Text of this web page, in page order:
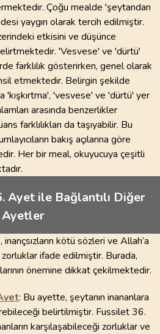
Çoğu mealde 'şeytandan
yaygın olarak tercih edilmiştir.
etkisini ve düşünce
'Vesvese' ve 'dürtü'
farklılık gösterirken, genel olarak
etmektedir. Belirgin şekilde
'kışkırtma', 'vesvese' ve 'dürtü' yer
arasında benzerlikler
farklılıkları da taşıyabilir. Bu
bakış açılarına göre
Her bir meal, okuyucuya çeşitli
Ayet ile Bağlantılı Diğer
Ayetler
kötü sözleri ve Allah’a
zorluklar ifade edilmiştir. Burada,
önemine dikkat çekilmektedir.
: Bu ayette, şeytanın inananlara
belirtilmiştir. Fussilet 36.
karşılaşabileceği zorluklar ve